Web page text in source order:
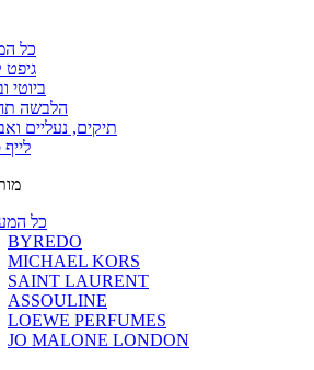
כל
ביוטי
הלבשה
תיקים, נעליים
כל
BYREDO
MICHAEL KORS
SAINT LAURENT
ASSOULINE
LOEWE PERFUMES
JO MALONE LONDON